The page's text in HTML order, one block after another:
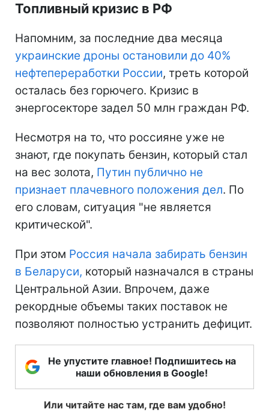
Топливный кризис в РФ
Напомним, за последние два месяца
украинские дроны остановили до 40%
нефтепереработки России, треть которой
осталась без горючего. Кризис в
энергосекторе задел 50 млн граждан РФ.
Несмотря на то, что россияне уже не
знают, где покупать бензин, который стал
на вес золота, Путин публично не
признает плачевного положения дел. По
его словам, ситуация "не является
критической".
При этом Россия начала забирать бензин
в Беларуси, который назначался в страны
Центральной Азии. Впрочем, даже
рекордные объемы таких поставок не
позволяют полностью устранить дефицит.
Не упустите главное! Подпишитесь на
наши обновления в Google!
Или читайте нас там, где вам удобно!